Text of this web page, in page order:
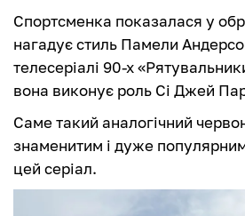
Спортсменка показалася у
нагадує стиль Памели
телесеріалі 90-х
вона виконує роль Сі Джей
Саме такий аналогічний
знаменитим і дуже
цей серіал.